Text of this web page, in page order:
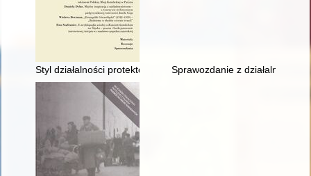
Styl działalności protektora wychodźstwa polskiego abp.
Sprawozdanie z działalności